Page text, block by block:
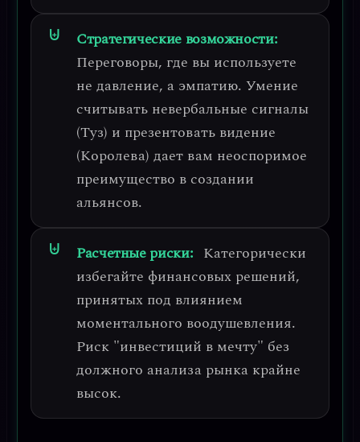
Стратегические возможности:
Переговоры, где вы используете
не давление, а эмпатию. Умение
считывать невербальные сигналы
(Туз) и презентовать видение
(Королева) дает вам неоспоримое
преимущество в создании
альянсов.
Расчетные риски: Категорически
избегайте финансовых решений,
принятых под влиянием
моментального воодушевления.
Риск "инвестиций в мечту" без
должного анализа рынка крайне
высок.